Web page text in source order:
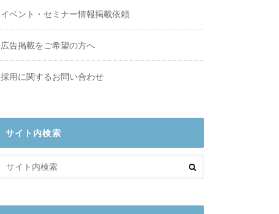
イベント・セミナー情報掲載依頼
広告掲載をご希望の方へ
採用に関するお問い合わせ
サイト内検索